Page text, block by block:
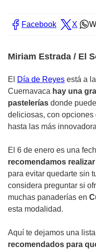
Facebook X
Miriam Estrada / El
El Día de Reyes está a
Cuernavaca hay una
pastelerías donde
deliciosas, con
hasta las más
El 6 de enero es una
recomendamos
para evitar quedarte sin
considera preguntar si
muchas panaderías en
esta modalidad.
Aquí te dejamos una
recomendados para